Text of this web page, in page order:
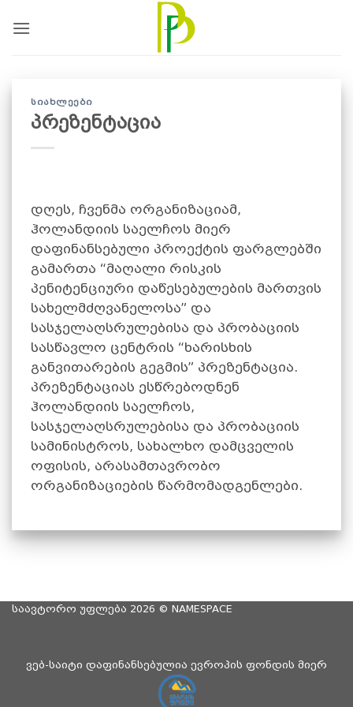
ᲡᲘᲐᲮᲚᲔᲔᲑᲘ
პრეზენტაცია
დღეს, ჩვენმა ორგანიზაციამ,
ჰოლანდიის საელჩოს მიერ
დაფინანსებული პროექტის ფარგლებში
გამართა “მაღალი რისკის
პენიტენციური დაწესებულების მართვის
სახელმძღვანელოსა” და
სასჯელაღსრულებისა და პრობაციის
სასწავლო ცენტრის “ხარისხის
განვითარების გეგმის” პრეზენტაცია.
პრეზენტაციას ესწრებოდნენ
ჰოლანდიის საელჩოს,
სასჯელაღსრულებისა და პრობაციის
სამინისტროს, სახალხო დამცველის
ოფისის, არასამთავრობო
ორგანიზაციების წარმომადგენლები.
საავტორო უფლება 2026 © NAMESPACE
ვებ-საიტი დაფინანსებულია ევროპის ფონდის მიერ